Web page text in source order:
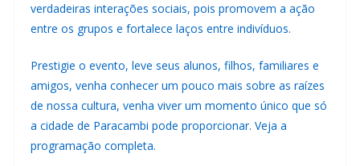
verdadeiras interações sociais, pois promovem a ação
entre os grupos e fortalece laços entre indivíduos.
Prestigie o evento, leve seus alunos, filhos, familiares e
amigos, venha conhecer um pouco mais sobre as raízes
de nossa cultura, venha viver um momento único que só
a cidade de Paracambi pode proporcionar. Veja a
programação completa.